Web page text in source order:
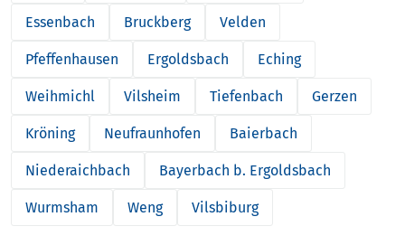
Essenbach Bruckberg Velden
Pfeffenhausen Ergoldsbach Eching
Weihmichl Vilsheim Tiefenbach Gerzen
Kröning Neufraunhofen Baierbach
Niederaichbach Bayerbach b. Ergoldsbach
Wurmsham Weng Vilsbiburg